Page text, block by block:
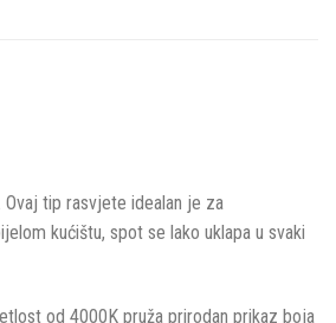
tip rasvjete idealan je za
kućištu, spot se lako uklapa u svaki
od 4000K pruža prirodan prikaz boja